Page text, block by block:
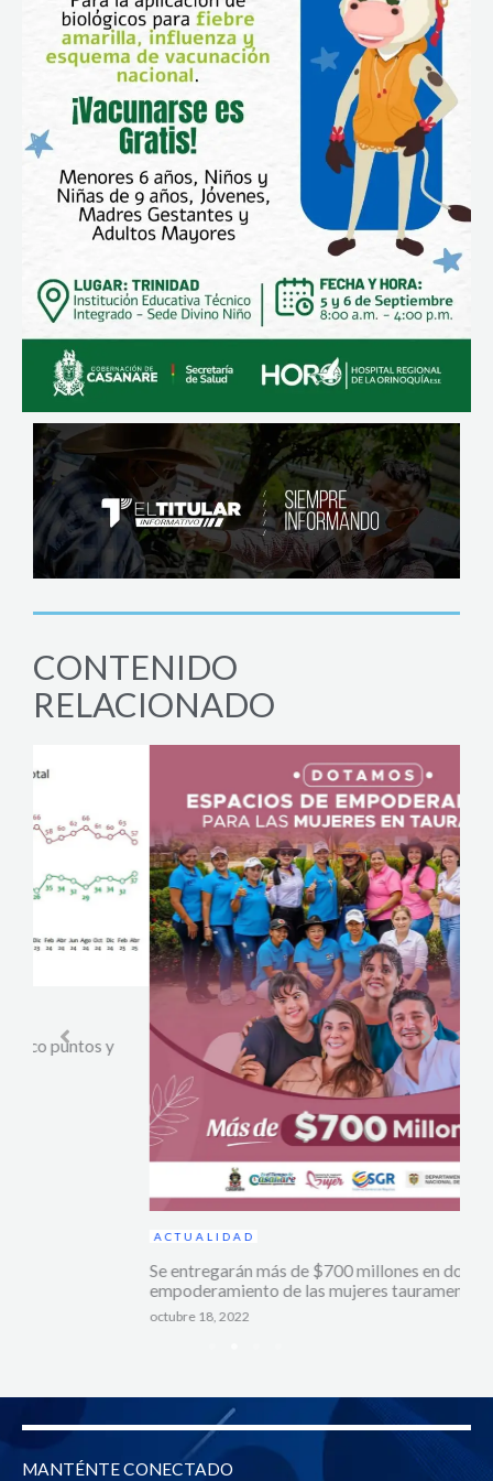
CONTENIDO
RELACIONADO
Se entregarán más de $700 millones en dotación para el
empoderamiento de las mujeres taurameneras.
MANTÉNTE CONECTADO